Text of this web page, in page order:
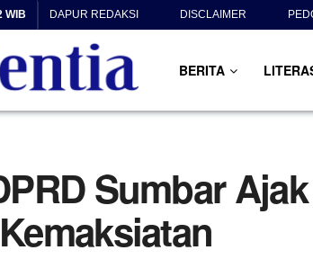
WIB DAPUR REDAKSI DISCLAIMER
BERITA
Sumbar